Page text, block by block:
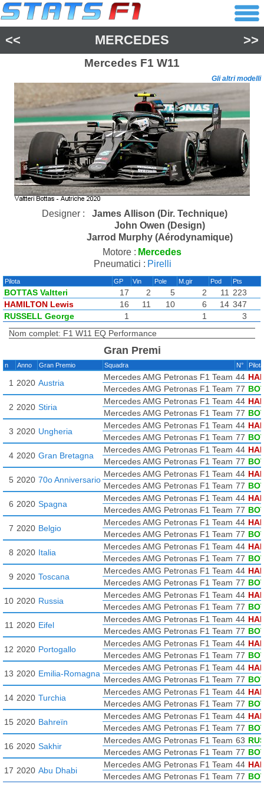
<< MERCEDES >>
Mercedes F1 W11
Gli altri modelli
Designer :
James Allison (Dir. Technique)
John Owen (Design)
Jarrod Murphy (Aérodynamique)
Motore : Mercedes
Pneumatici : Pirelli
Pilota GP Vin Pole M.gir Pod Pts
BOTTAS Valtteri 17 2 5 2 11
223
HAMILTON Lewis
16 11 10 6 14 347
RUSSELL George
1 1
3
Nom complet: F1 W11 EQ Performance
Gran Premi
n Anno Gran Premio Squadra N°
1 2020 Austria
Mercedes AMG Petronas F1 Team 44
Mercedes AMG Petronas F1 Team 77
2 2020 Stiria
Mercedes AMG Petronas F1 Team 44
Mercedes AMG Petronas F1 Team 77
3 2020 Ungheria
Mercedes AMG Petronas F1 Team 44
Mercedes AMG Petronas F1 Team 77
4 2020 Gran Bretagna
Mercedes AMG Petronas F1 Team 44
Mercedes AMG Petronas F1 Team 77
5 2020 70o Anniversario
Mercedes AMG Petronas F1 Team 44
Mercedes AMG Petronas F1 Team 77
6 2020 Spagna
Mercedes AMG Petronas F1 Team 44
Mercedes AMG Petronas F1 Team 77
7 2020 Belgio
Mercedes AMG Petronas F1 Team 44
Mercedes AMG Petronas F1 Team 77
8 2020 Italia
Mercedes AMG Petronas F1 Team 44
Mercedes AMG Petronas F1 Team 77
9 2020 Toscana
Mercedes AMG Petronas F1 Team 44
Mercedes AMG Petronas F1 Team 77
10 2020 Russia
Mercedes AMG Petronas F1 Team 44
Mercedes AMG Petronas F1 Team 77
11 2020 Eifel
Mercedes AMG Petronas F1 Team 44
Mercedes AMG Petronas F1 Team 77
12 2020 Portogallo
Mercedes AMG Petronas F1 Team 44
Mercedes AMG Petronas F1 Team 77
13 2020 Emilia-Romagna
Mercedes AMG Petronas F1 Team 44
Mercedes AMG Petronas F1 Team 77
14 2020 Turchia
Mercedes AMG Petronas F1 Team 44
Mercedes AMG Petronas F1 Team 77
15 2020 Bahreïn
Mercedes AMG Petronas F1 Team 44
Mercedes AMG Petronas F1 Team 77
16 2020 Sakhir
Mercedes AMG Petronas F1 Team 63
Mercedes AMG Petronas F1 Team 77
17 2020 Abu Dhabi
Mercedes AMG Petronas F1 Team 44
Mercedes AMG Petronas F1 Team 77